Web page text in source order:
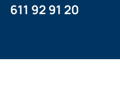
611 92 91 20